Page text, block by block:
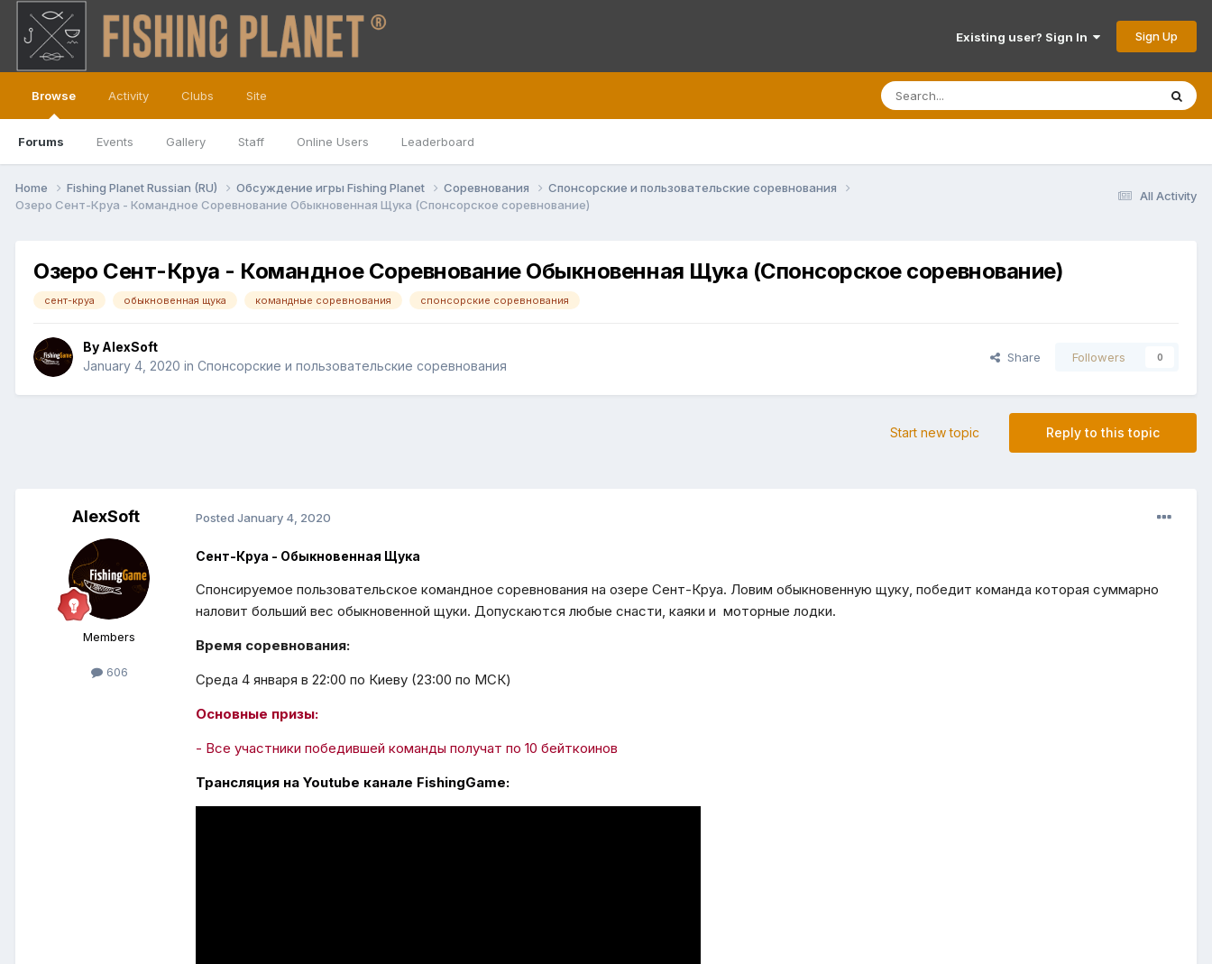
Existing user? Sign In Sign Up
Browse
Forums Events Gallery Staff Online Users Leaderboard
Activity Clubs Site
All Activity
Home Fishing Planet Russian (RU) Обсуждение игры Fishing Planet Соревнования
Спонсорские и пользовательские соревнования
Озеро Сент-Круа - Командное Соревнование Обыкновенная Щука (Спонсорское соревнование)
Озеро Сент-Круа - Командное Соревнование Обыкновенная Щука (Спонсорское соревнование)
сент-круа обыкновенная щука командные соревнования спонсорские соревнования
By AlexSoft
January 4, 2020 in Спонсорские и пользовательские соревнования
Share Followers 0
Reply to this topic
Start new topic
AlexSoft
Members
606
Posted January 4, 2020
Сент-Круа - Обыкновенная Щука
Спонсируемое пользовательское командное соревнования на озере Сент-Круа. Ловим обыкновенную щуку, победит команда которая суммарно
наловит больший вес обыкновенной щуки. Допускаются любые снасти, каяки и моторные лодки.
Время соревнования:
Среда 4 января в 22:00 по Киеву (23:00 по МСК)
Основные призы:
- Все участники победившей команды получат по 10 бейткоинов
Трансляция на Youtube канале FishingGame: